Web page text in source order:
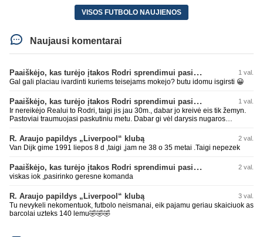
VISOS FUTBOLO NAUJIENOS
Naujausi komentarai
Paaiškėjo, kas turėjo įtakos Rodri sprendimui pasirinkti Barselonos pusę 1 val.
Gal gali placiau ivardinti kuriems teisejams mokejo? butu idomu isgirsti 😀
Paaiškėjo, kas turėjo įtakos Rodri sprendimui pasirinkti Barselonos pusę 1 val.
Ir nereikėjo Realui to Rodri, taigi jis jau 30m., dabar jo kreivė eis tik žemyn.
Pastoviai traumuojasi paskutiniu metu. Dabar gi vėl darysis nugaros
Real turi ir geresnių opcijų, Mauras viską sustatys į vietas. Jeigu jis iš tikro
būtų buvęs reikalingas, Perezas būtų ir pasiėmęs seniai. Beja ir ManCity, ne
šiaip sau paleidžia jį. Sėkmės jam Barcoje, galės su savo korešais iš
R. Araujo papildys „Liverpool“ klubą 2 val.
Van Dijk gime 1991 liepos 8 d ,taigi ,jam ne 38 o 35 metai .Taigi nepezek
Paaiškėjo, kas turėjo įtakos Rodri sprendimui pasirinkti Barselonos pusę 2 val.
viskas iok ,pasirinko geresne komanda
R. Araujo papildys „Liverpool“ klubą 3 val.
Tu nevykeli nekomentuok, futbolo neismanai, eik pajamu geriau skaiciuok as
barcolai uzteks 140 lemu🤣🤣🤣